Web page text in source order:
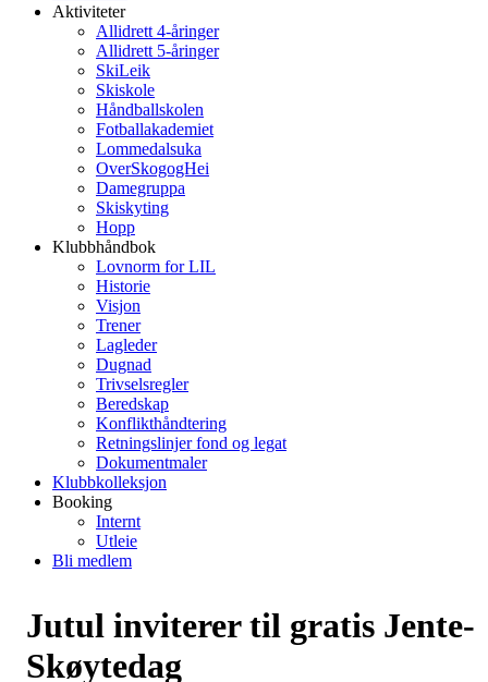
Aktiviteter
Allidrett 4-åringer
Allidrett 5-åringer
SkiLeik
Skiskole
Håndballskolen
Fotballakademiet
Lommedalsuka
OverSkogogHei
Damegruppa
Skiskyting
Hopp
Klubbhåndbok
Lovnorm for LIL
Historie
Visjon
Trener
Lagleder
Dugnad
Trivselsregler
Beredskap
Konflikthåndtering
Retningslinjer fond og legat
Dokumentmaler
Klubbkolleksjon
Booking
Internt
Utleie
Bli medlem
Jutul inviterer til gratis Jente-
Skøytedag